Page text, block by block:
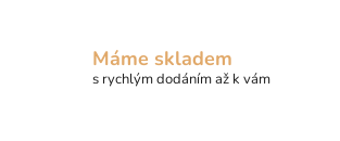
Máme skladem
s rychlým dodáním až k vám